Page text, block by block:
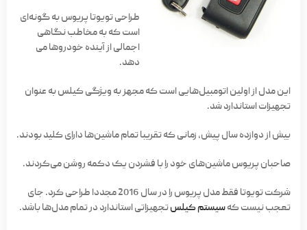
طراحی تویوتا پریوس به گونه‌ای
است که به مخاطب نگاهی
اجمالی از آینده خودروها می
دهد.
این مدل از اولین اتومبیل‌هایی است که مجهز به ویژگی کیلس به عنوان
تجهیزات استاندارد شد.
بیش از دوازده سال پیش، زمانی که تقریبا تمام ماشین‌ها دارای کلید بودند.
صاحبان پریوس ماشین‌های خود را با فشردن یک دکمه روشن می‌کردند.
شرکت تویوتا فقط مدل پریوس را در سال 2016 مجددا طراحی کرد. جای
تعجب نیست کهسیستم کیلستجهیزاتی استاندارد در تمام مدل‌ها باشد.